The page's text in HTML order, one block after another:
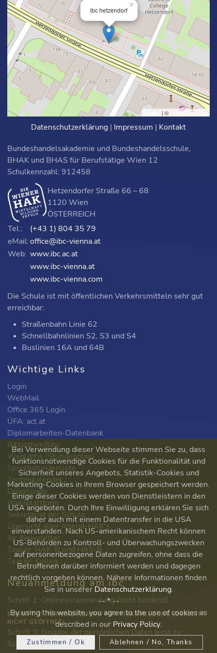
ibc hetzendorf
×
Leaflet | © OpenStreetMap
Datenschutzerklärung | Impressum | Kontakt
Bundeshandelsakademie und Bundeshandelsschule,
BHAK und BHAS für Berufstätige Wien 12
Schulkennzahl: 912458
Hetzendorfer Straße 66 – 68
1120 Wien
ÖSTERREICH
Tel.:
(+43 1) 804 35 79
eMail:office@ibc-vienna.at
Web: www.ibc.ac.at
www.ibc-vienna.at
www.ibc-vienna.com
Die Schule ist mit öffentlichen Verkehrsmitteln sehr gut
erreichbar:
Straßenbahn Linie 62
Schnellbahnlinien S2, S3 und S4
Buslinien 16A und 64B
Wichtige Links
Login
WebMail
Office 365 Login
ÜFA: act.at
Diplomarbeiten-Datenbank
Bibliothek@ibc
WebUntis (Stundenplan)
Sprechstundenliste
Terminkalender
Downloads
Wahlplattform
Sekretariat der Schule
Übersicht aller Abend-HAK's
ibc-Newsletter
Teaser: HAK-B und HAS-B
Teaser: Kolleg
Neuanmeldung am ibc
Schritt 1: Onlinevoranmeldung (nicht bindend)
SCHRITT 2: TERMINBUCHUNG FÜR FIXANMELDUNG (DERZEIT
NICHT GEÖFFNET)
Schritt 3: Eingabe der persönlichen Daten (erst zu
Schulbeginn!)
Bei Verwendung dieser Webseite stimmen Sie zu, dass
funktionsnotwendige Cookies für die Funktionalität und
Sicherheit unseres Angebots, Statistik-Cookies und
Marketing-Cookies in Ihrem Browser gespeichert werden.
Einige dieser Cookies werden von Dienstleistern in den
USA angeboten. Durch Ihre Einwilligung erklären Sie sich
daher auch mit einem Datentransfer in die USA
einverstanden. Nach US-amerikanischem Recht können
US-Behörden zu Kontroll- und Überwachungszwecken
auf personenbezogene Daten zugreifen, ohne dass die
Betroffenen darüber informiert werden und dagegen
rechtlich vorgehen können. Nähere Informationen finden
Sie in unsererDatenschutzerklärung.
-- * --
By using this website, you agree to the use of cookies as
described in our Privacy Policy.
Zustimmen / Ok Ablehnen / No, Thanks